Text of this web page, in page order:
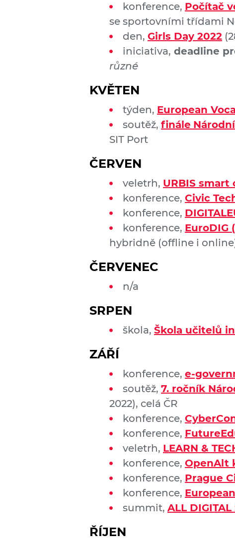
konference, Počítač
se sportovními třídami
den, Girls Day 2022
iniciativa, deadline
různé
KVĚTEN
týden, European
soutěž, finále
SIT Port
ČERVEN
veletrh, URBIS smart
konference, Civic
konference,
konference, EuroDIG
hybridně (offline i
ČERVENEC
n/a
SRPEN
škola, Škola učitelů
ZÁŘÍ
konference, e-
soutěž, 7. ročník
2022), celá ČR
konference,
konference,
veletrh, LEARN &
konference, OpenAlt
konference, Prague
konference,
summit, ALL
ŘÍJEN